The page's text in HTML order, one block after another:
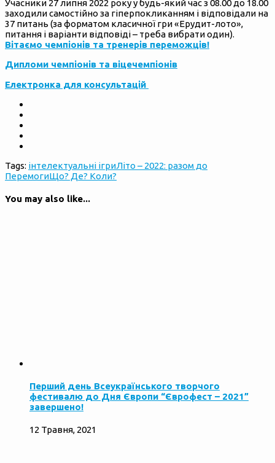
Учасники 27 липня 2022 року у будь-який час з 08.00 до 18.00
заходили самостійно за гіперпокликанням і відповідали на
37 питань (за форматом класичної гри «Ерудит-лото»,
питання і варіанти відповіді – треба вибрати один).
Вітаємо чемпіонів та тренерів переможців!
Дипломи чемпіонів та віцечемпіонів
Електронка для консультацій
Tags: інтелектуальні ігриЛіто – 2022: разом до
ПеремогиЩо? Де? Коли?
You may also like...
Перший день Всеукраїнського творчого
фестивалю до Дня Європи “Єврофест – 2021”
завершено!
12 Травня, 2021